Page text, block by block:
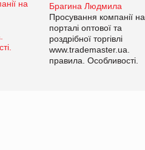
Брагина Людмила
Просування компанії на
порталі оптової та
роздрібної торгівлі
www.trademaster.ua.
правила. Особливості.